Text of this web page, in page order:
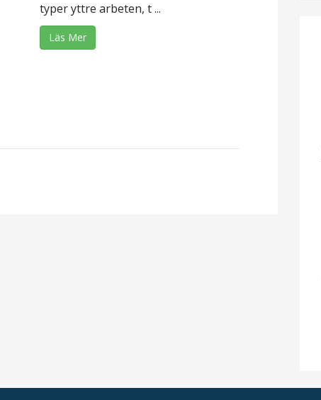
typer yttre arbeten, t ...
Läs Mer